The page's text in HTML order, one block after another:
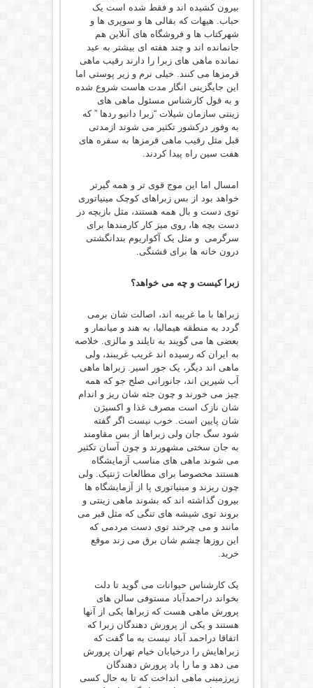
بیرون کشیده اند و فقط شده است یک
حباب. هیهات که بقالی ها و سوپری ها و
شهرکتاب ها و فروشگاه های آنلاین هم
جانمانده اند و چند هفته ای بیشتر به عید
نمانده ماهی های زبرا را دارند رقیب ماهی
قرمزها می کنند. خیلی نرم و زیر پوستی اما
این جایگزینی انگار مدت هاست شروع شده
و به قول کارشناس مسئول ماهی های
زینتی سازمان شیلات “زبرا دانیو ردها ” که
به وفور درکشور تکثیر می شوند ازمدتی
قبل مثل رقیب ماهی قرمزها به سفره های
هفت سین راه پیدا کردند.
امسال اما این موج قوی تر و همه گیرتر
خواهد بود از بس زبراهای کوچک مینیاتوری
توی دست و بال همه هستند، مثل بازیچه در
دست بچه ها، روی میز کار کارمندها برای
سرگرمی و مثل یک آکواریوم بندانگشتی
درون خانه ها برای قشنگی.
زبرا کیست و چه می خواهد؟
زبراها با ما غریبه اند،‌ اصالت شان برمی
گردد به منطقه هیمالیا، به هند و میانمار و
بعضی ها می گویند به تایلند و مالزی. خلاصه
به ایران که رسیده اند غریب غریبند، ولی
ماهی اند دیگر، یک جور اسیر. زبراها ماهی
آب شیرین اند، جانورانی صلح جو که همه
چیز می خورند و چون جثه شان ریز و اندام
شان نازک است مصرف غذا و اکسیژن
شان پایین است. خوب نیست اگر گفته
شود سگ جان ولی زبراها از بس مقاومند
به جان سختی مشهورند و چون آسان تکثیر
می شوند ماهی های مناسب آزمایشگاه
هستند مخصوصا برای مطالعات ژنتیک. ولی
چون ریزند و مینیاتوری پا از آزمایشگاه ها
بیرون گذاشته اند که بشوند ماهی زینتی و
بروند توی شیشه های تنگی که مثل قبر می
مانند و می چرخند توی دست مردمی که
این روزها چشم شان برق می زند موقع
خرید.
یک کارشناس حیوانات می گوید تا دلت
بخواند دراحمدآباد مستوفی سالن های
پرورش ماهی هست که زبراها یکی از آنها
هستند و یکی از پرورش دهندگان زبرا که
اتفاقا دراحمد آباد نیست به ما گفت که
زبراهایش را درخیابان خیام تهران پرورش
می دهد و ما را یاد پرورش دهندگان
زیرزمینی ماهی انداخت که تا به حال کسی